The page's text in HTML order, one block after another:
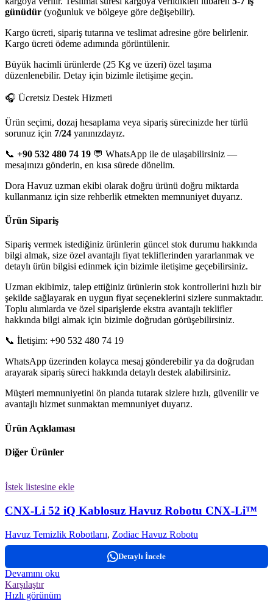
günüdür (yoğunluk ve bölgeye göre değişebilir).
Kargo ücreti, sipariş tutarına ve teslimat adresine göre belirlenir.
Kargo ücreti ödeme adımında görüntülenir.
Büyük hacimli ürünlerde (25 Kg ve üzeri) özel taşıma
düzenlenebilir. Detay için bizimle iletişime geçin.
🎧 Ücretsiz Destek Hizmeti
Ürün seçimi, dozaj hesaplama veya sipariş sürecinizde her türlü
sorunuz için 7/24 yanınızdayız.
📞 +90 532 480 74 19 💬 WhatsApp ile de ulaşabilirsiniz —
mesajınızı gönderin, en kısa sürede dönelim.
Dora Havuz uzman ekibi olarak doğru ürünü doğru miktarda
kullanmanız için size rehberlik etmekten memnuniyet duyarız.
Ürün Sipariş
Sipariş vermek istediğiniz ürünlerin güncel stok durumu hakkında
bilgi almak, size özel avantajlı fiyat tekliflerinden yararlanmak ve
detaylı ürün bilgisi edinmek için bizimle iletişime geçebilirsiniz.
Uzman ekibimiz, talep ettiğiniz ürünlerin stok kontrollerini hızlı bir
şekilde sağlayarak en uygun fiyat seçeneklerini sizlere sunmaktadır.
Toplu alımlarda ve özel siparişlerde ekstra avantajlı teklifler
hakkında bilgi almak için bizimle doğrudan görüşebilirsiniz.
📞 İletişim: +90 532 480 74 19
WhatsApp üzerinden kolayca mesaj gönderebilir ya da doğrudan
arayarak sipariş süreci hakkında detaylı destek alabilirsiniz.
Müşteri memnuniyetini ön planda tutarak sizlere hızlı, güvenilir ve
avantajlı hizmet sunmaktan memnuniyet duyarız.
Ürün Açıklaması
Diğer Ürünler
İstek listesine ekle
CNX-Li 52 iQ Kablosuz Havuz Robotu CNX-Li™
Havuz Temizlik Robotlarıı, Zodiac Havuz Robotu
Detaylı İncele
Devamını oku
Karşılaştır
Hızlı görünüm